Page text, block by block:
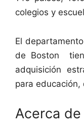
colegios y
El
de Boston
adquisición
para
Acerca de